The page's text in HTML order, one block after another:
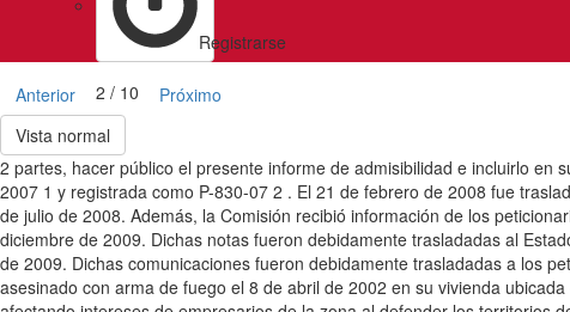
Registrarse
Anterior 2 / 10
Próximo
Vista normal
2 partes, hacer público el presente informe de admisibilidad e incluirlo en
2007 1 y registrada como P-830-07 2 . El 21 de febrero de 2008 fue
de julio de 2008. Además, la Comisión recibió información de los
diciembre de 2009. Dichas notas fueron debidamente trasladadas al
de 2009. Dichas comunicaciones fueron debidamente trasladadas a los
asesinado con arma de fuego el 8 de abril de 2002 en su vivienda